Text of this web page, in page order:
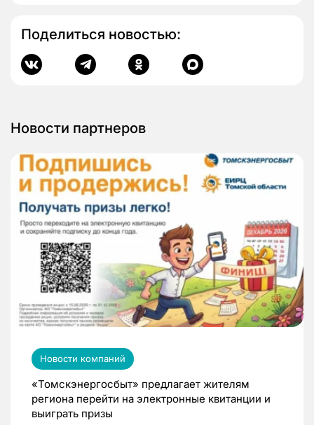
Поделиться новостью:
Новости партнеров
Новости компаний
«Томскэнергосбыт» предлагает жителям
региона перейти на электронные квитанции и
выиграть призы